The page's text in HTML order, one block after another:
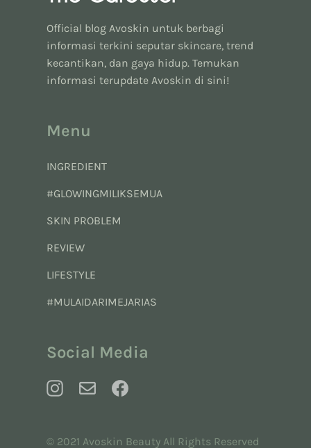
Official blog Avoskin untuk berbagi
informasi terkini seputar skincare, trend
kecantikan, dan gaya hidup. Temukan
informasi terupdate Avoskin di sini!
Menu
INGREDIENT
#GLOWINGMILIKSEMUA
SKIN PROBLEM
REVIEW
LIFESTYLE
#MULAIDARIMEJARIAS
Social Media
© 2021 Avoskin Beauty All Rights Reserved